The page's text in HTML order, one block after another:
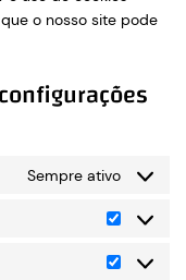
o nosso site pode
Sempre ativo
Statistics